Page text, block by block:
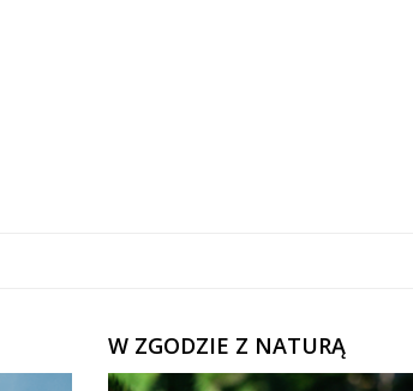
W ZGODZIE Z NATURĄ